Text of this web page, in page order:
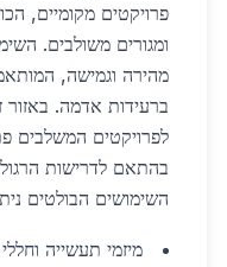
פרויקטים מקומיים,
ומגורים משולבים.
מהירה וגמישה,
ברעידות אדמה. באזור
לפרויקטים המשלבים
בהתאם לדרישות
השימושים הבולטים
מיזמי תעשייה